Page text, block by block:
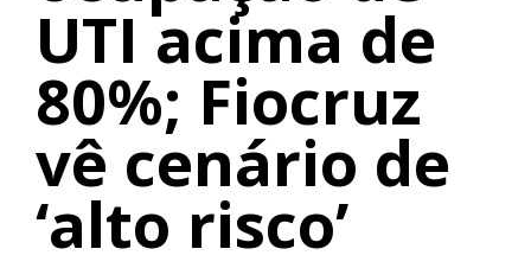
UTI acima de
80%; Fiocruz
vê cenário de
‘alto risco’